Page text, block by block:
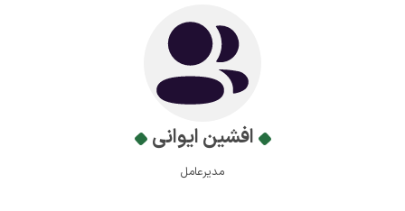
افشین ایوانی
مدیرعامل